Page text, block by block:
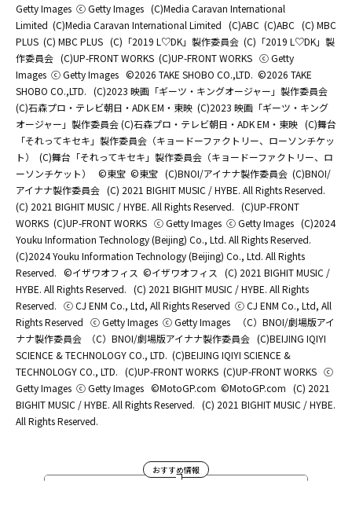
Getty Images ⓒ Getty Images (C)Media Caravan International
Limited (C)Media Caravan International Limited (C)ABC (C)ABC (C) MBC
PLUS (C) MBC PLUS (C)「2019 L♡DK」製作委員会 (C)「2019 L♡DK」製
作委員会 (C)UP-FRONT WORKS (C)UP-FRONT WORKS ⓒ Getty
Images ⓒ Getty Images ©2026 TAKE SHOBO CO.,LTD. ©2026 TAKE
SHOBO CO.,LTD. (C)2023 映画「ギーツ・キングオージャー」製作委員会
(C)石森プロ・テレビ朝日・ADK EM・東映 (C)2023 映画「ギーツ・キング
オージャー」製作委員会 (C)石森プロ・テレビ朝日・ADK EM・東映 (C)舞台
「それってキセキ」製作委員会（キョードーファクトリー、ローソンチケッ
ト）
(C)舞台「それってキセキ」製作委員会（キョードーファクトリー、ロ
ーソンチケット）
©東宝 ©東宝 (C)BNOI/アイナナ製作委員会 (C)BNOI/
アイナナ製作委員会 (C) 2021 BIGHIT MUSIC / HYBE. All Rights Reserved.
(C) 2021 BIGHIT MUSIC / HYBE. All Rights Reserved. (C)UP-FRONT
WORKS (C)UP-FRONT WORKS ⓒ Getty Images ⓒ Getty Images (C)2024
Youku Information Technology (Beijing) Co., Ltd. All Rights Reserved.
(C)2024 Youku Information Technology (Beijing) Co., Ltd. All Rights
Reserved. ©イザワオフィス ©イザワオフィス
(C) 2021 BIGHIT MUSIC /
HYBE. All Rights Reserved. (C) 2021 BIGHIT MUSIC / HYBE. All Rights
Reserved. ⓒ CJ ENM Co., Ltd, All Rights Reserved ⓒ CJ ENM Co., Ltd, All
Rights Reserved ⓒ Getty Images ⓒ Getty Images
（C）BNOI/劇場版アイ
ナナ製作委員会
（C）BNOI/劇場版アイナナ製作委員会 (C)BEIJING IQIYI
SCIENCE & TECHNOLOGY CO., LTD. (C)BEIJING IQIYI SCIENCE &
TECHNOLOGY CO., LTD. (C)UP-FRONT WORKS (C)UP-FRONT WORKS ⓒ
Getty Images ⓒ Getty Images ©MotoGP.com ©MotoGP.com (C) 2021
BIGHIT MUSIC / HYBE. All Rights Reserved. (C) 2021 BIGHIT MUSIC / HYBE.
All Rights Reserved.
おすすめ情報